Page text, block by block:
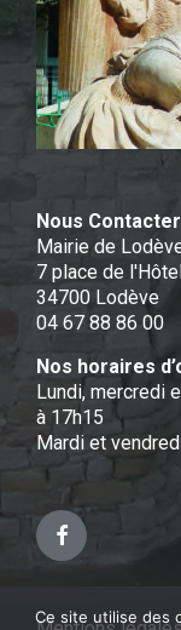
Nous Contacter
Mairie de
7 place de
34700 Lodève
04 67 88 86 00
Nos horaires
Lundi, mercredi
à 17h15
Mardi et
Facebook
Ce site utilise des